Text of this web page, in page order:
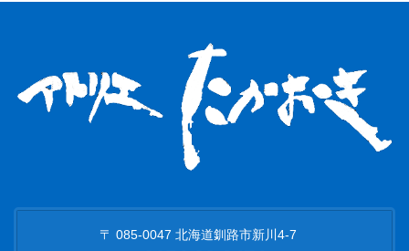
〒 085-0047 北海道釧路市新川4-7